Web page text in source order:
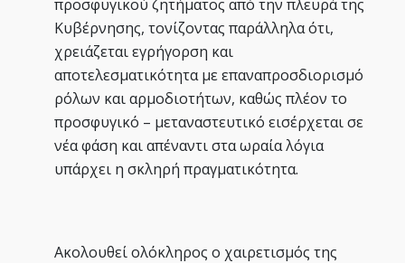
προσφυγικού ζητήματος από την πλευρά της
Κυβέρνησης, τονίζοντας παράλληλα ότι,
χρειάζεται εγρήγορση και
αποτελεσματικότητα με επαναπροσδιορισμό
ρόλων και αρμοδιοτήτων, καθώς πλέον το
προσφυγικό – μεταναστευτικό εισέρχεται σε
νέα φάση και απέναντι στα ωραία λόγια
υπάρχει η σκληρή πραγματικότητα.
Ακολουθεί ολόκληρος ο χαιρετισμός της